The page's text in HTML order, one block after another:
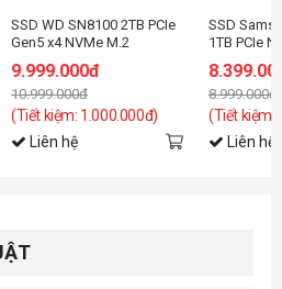
SSD WD SN8100 2TB PCIe
Gen5 x4 NVMe M.2
9.999.000đ
10.999.000đ
(Tiết kiệm: 1.000.000đ)
Liên hệ
SSD
1TB PCIe
-
8.999.000đ
(Tiết kiệm:
Liên hệ